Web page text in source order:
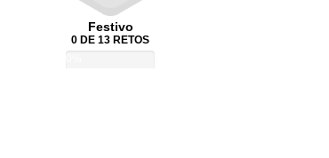
Festivo
0 DE 13 RETOS